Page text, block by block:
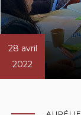
28 avril
2022